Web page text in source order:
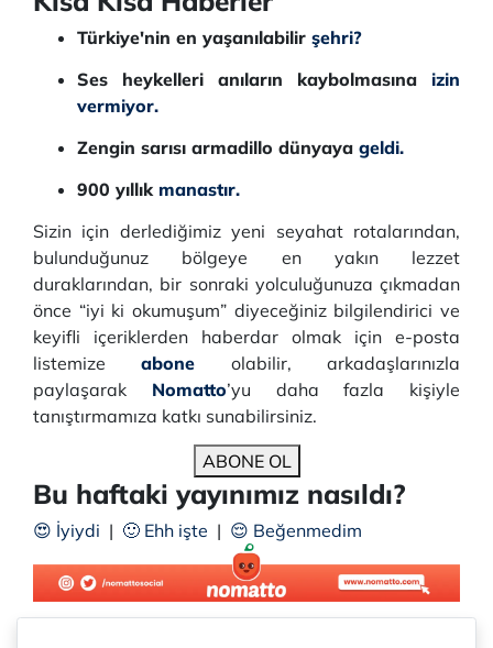
Türkiye'nin en yaşanılabilir şehri?
Ses heykelleri anıların kaybolmasına izin
vermiyor.
Zengin sarısı armadillo dünyaya geldi.
900 yıllıkmanastır.
Sizin için derlediğimiz yeni seyahat rotalarından,
bulunduğunuz bölgeye en yakın lezzet
duraklarından, bir sonraki yolculuğunuza çıkmadan
önce “iyi ki okumuşum” diyeceğiniz bilgilendirici ve
keyifli içeriklerden haberdar olmak için e-posta
listemizeabone olabilir, arkadaşlarınızla
paylaşarak Nomatto’yu daha fazla kişiyle
tanıştırmamıza katkı sunabilirsiniz.
ABONE OL
Bu haftaki yayınımız nasıldı?
😍 İyiydi | 🙂 Ehh işte | 😌 Beğenmedim